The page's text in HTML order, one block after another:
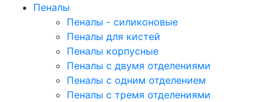
Пеналы
Пеналы - силиконовые
Пеналы для кистей
Пеналы корпусные
Пеналы с двумя отделениями
Пеналы с одним отделением
Пеналы с тремя отделениями